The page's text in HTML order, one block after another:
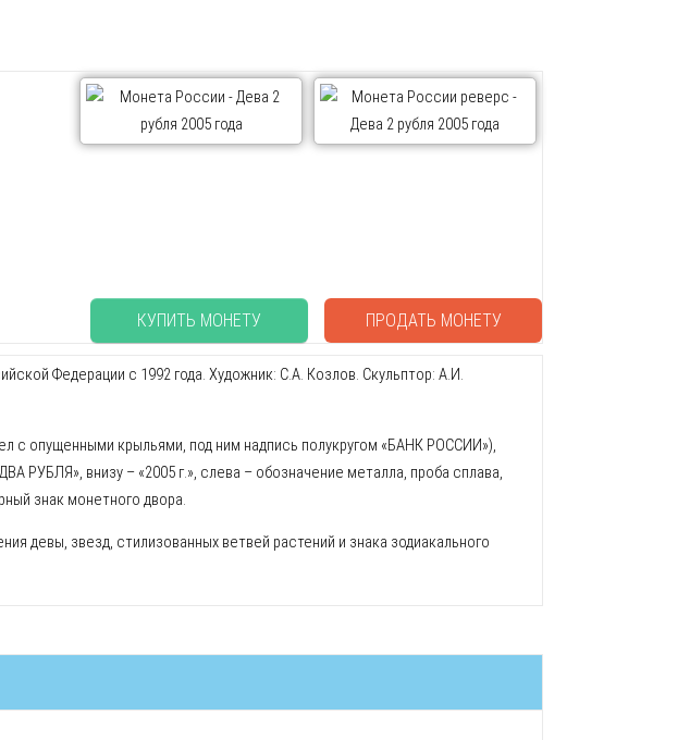
КУПИТЬ МОНЕТУ ПРОДАТЬ МОНЕТУ
Федерации с 1992 года. Художник: C.А. Козлов. Скульптор: А.И.
с опущенными крыльями, под ним надпись полукругом «БАНК РОССИИ»),
РУБЛЯ», внизу – «2005 г.», слева – обозначение металла, проба сплава,
знак монетного двора.
девы, звезд, стилизованных ветвей растений и знака зодиакального